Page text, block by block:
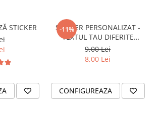
FIRME
STICKER
-11%
STICKER PERSONALIZAT -
TEXTUL TAU DIFERITE
FONTURI
9,00 Lei
8,00 Lei
CONFIGUREAZA